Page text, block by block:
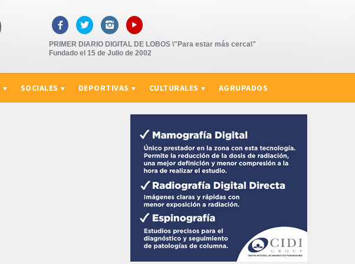
   ▸
PRIMER DIARIO DIGITAL DE LOBOS \"Para estar más cerca\"
Fundado el 15 de Julio de 2002
SOCIALES DEPORTIVAS CULTURALES AGRUPADOS